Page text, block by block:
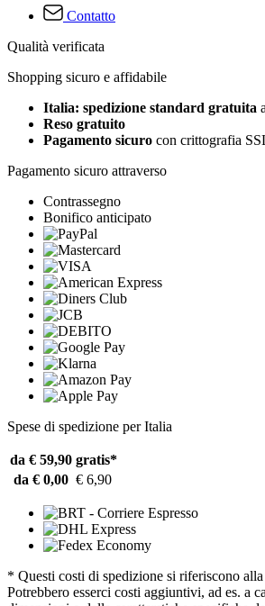
Contatto
Qualità verificata
Shopping sicuro e affidabile
Italia: spedizione standard gratuita
Reso gratuito
Pagamento sicuro con crittografia
Pagamento sicuro attraverso
Contrassegno
Bonifico anticipato
Spese di spedizione per Italia
da € 59,90 gratis*
da € 0,00 € 6,90
* Questi costi di spedizione si riferiscono
Potrebbero esserci costi aggiuntivi, ad es. a